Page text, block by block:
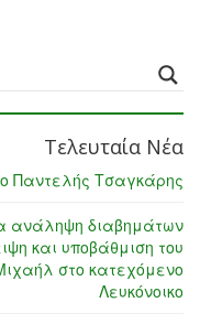
Τελευταία Νέα
Παντελής Τσαγκάρης
ανάληψη διαβημάτων
και υποβάθμιση του
στο κατεχόμενο
Λευκόνοικο